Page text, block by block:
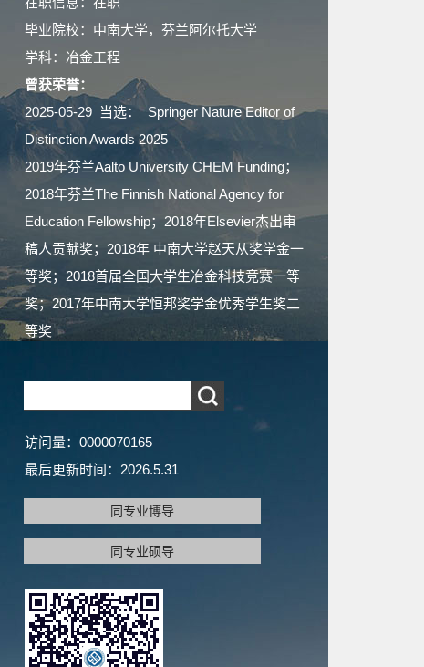
毕业院校：中南大学，芬兰阿尔托大学
学科：冶金工程
曾获荣誉：
2025-05-29 当选： Springer Nature Editor of
Distinction Awards 2025
2019年芬兰Aalto University CHEM Funding；
2018年芬兰The Finnish National Agency for
Education Fellowship；2018年Elsevier杰出审
稿人贡献奖；2018年 中南大学赵天从奖学金一
等奖；2018首届全国大学生冶金科技竞赛一等
奖；2017年中南大学恒邦奖学金优秀学生奖二
等奖
访问量： 0000070165
最后更新时间： 2026.5.31
同专业博导
同专业硕导